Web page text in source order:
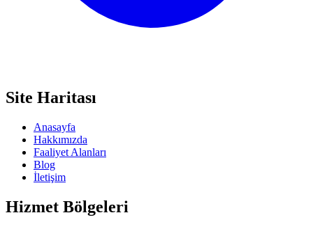
Site Haritası
Anasayfa
Hakkımızda
Faaliyet Alanları
Blog
İletişim
Hizmet Bölgeleri